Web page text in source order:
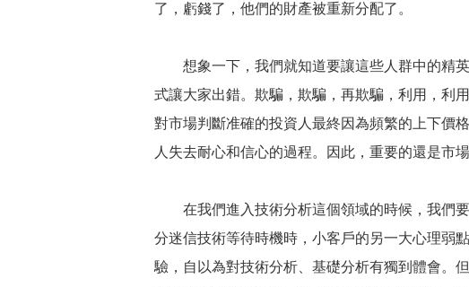
了，虧錢了，他們的財產被重新分配了。
想象一下，我們就知道要讓這些人群中的精英
式讓大家出錯。欺騙，欺騙，再欺騙，利用，利
對市場判斷准確的投資人最終因為頻繁的上下價
人失去耐心和信心的過程。因此，重要的還是市場
在我們進入技術分析這個領域的時候，我們要
分迷信技術等待時機時，小客戶的另一大心理弱
驗，自以為對技術分析、基礎分析有獨到體會。